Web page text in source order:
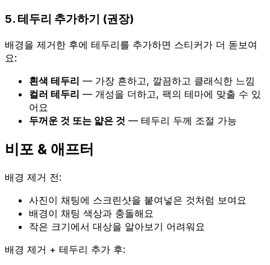
5. 테두리 추가하기 (권장)
배경을 제거한 후에 테두리를 추가하면 스티커가 더 돋보여
요:
흰색 테두리 — 가장 흔하고, 깔끔하고 클래식한 느낌
컬러 테두리 — 개성을 더하고, 팩의 테마에 맞출 수 있
어요
두꺼운 것 또는 얇은 것 — 테두리 두께 조절 가능
비포 & 애프터
배경 제거 전:
사진이 채팅에 스크린샷을 붙여넣은 것처럼 보여요
배경이 채팅 색상과 충돌해요
작은 크기에서 대상을 알아보기 어려워요
배경 제거 + 테두리 추가 후: